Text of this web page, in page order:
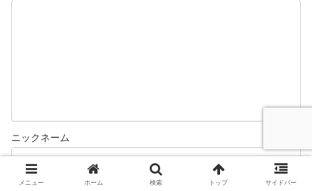
メニュー ホーム 検索 トップ サイドバー